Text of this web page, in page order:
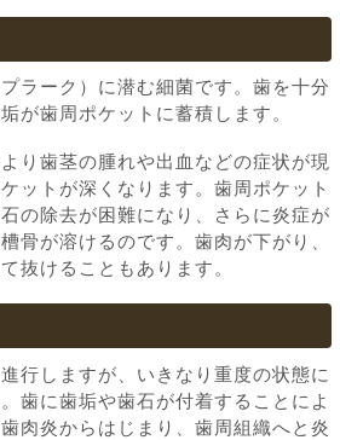
ラーク）に潜む細菌です。歯を十分
が歯周ポケットに蓄積します。
り歯茎の腫れや出血などの症状が現
ットが深くなります。歯周ポケット
の除去が困難になり、さらに炎症が
骨が溶けるのです。歯肉が下がり、
抜けることもあります。
行しますが、いきなり重度の状態に
歯に歯垢や歯石が付着することによ
肉炎からはじまり、歯周組織へと炎